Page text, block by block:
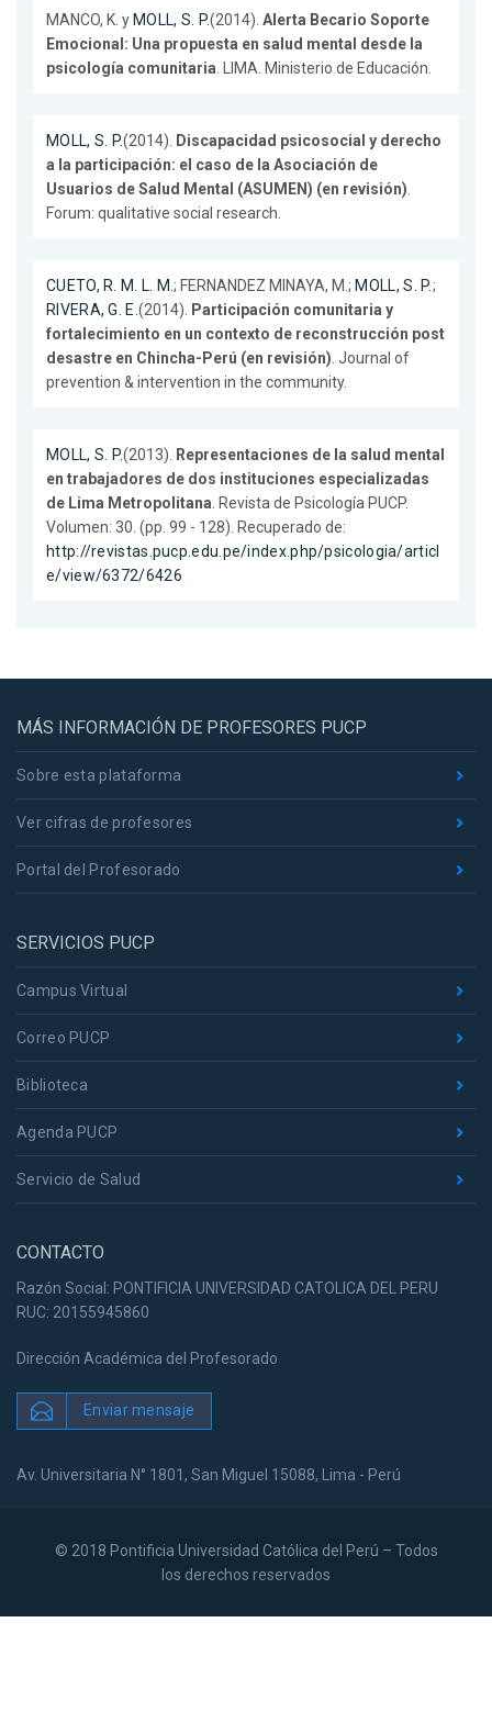
MANCO, K. y MOLL, S. P.(2014).Alerta Becario Soporte
Emocional: Una propuesta en salud mental desde la
psicología comunitaria. LIMA. Ministerio de Educación.
MOLL, S. P.(2014). Discapacidad psicosocial y derecho
a la participación: el caso de la Asociación de
Usuarios de Salud Mental (ASUMEN) (en revisión).
Forum: qualitative social research.
CUETO, R. M. L. M.; FERNANDEZ MINAYA, M.; MOLL, S. P.;
RIVERA, G. E.(2014). Participación comunitaria y
fortalecimiento en un contexto de reconstrucción post
desastre en Chincha-Perú (en revisión). Journal of
prevention & intervention in the community.
MOLL, S. P.(2013). Representaciones de la salud mental
en trabajadores de dos instituciones especializadas
de Lima Metropolitana. Revista de Psicología PUCP.
Volumen: 30. (pp. 99 - 128). Recuperado de:
http://revistas.pucp.edu.pe/index.php/psicologia/articl
e/view/6372/6426
MÁS INFORMACIÓN DE PROFESORES PUCP
Sobre esta plataforma
Ver cifras de profesores
Portal del Profesorado
SERVICIOS PUCP
Campus Virtual
Correo PUCP
Biblioteca
Agenda PUCP
Servicio de Salud
CONTACTO
Razón Social: PONTIFICIA UNIVERSIDAD CATOLICA DEL PERU
RUC: 20155945860
Dirección Académica del Profesorado
Enviar mensaje
Av. Universitaria N° 1801, San Miguel 15088, Lima - Perú
© 2018 Pontificia Universidad Católica del Perú – Todos
los derechos reservados